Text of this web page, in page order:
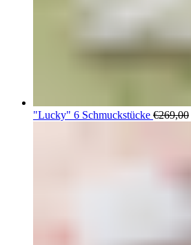
"Lucky" 6 Schmuckstücke €269,00